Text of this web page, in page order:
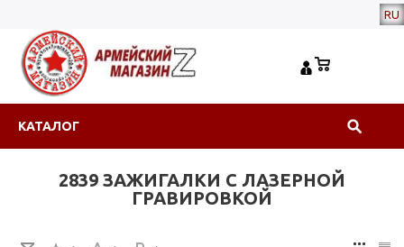
RU
КАТАЛОГ
2839 ЗАЖИГАЛКИ С ЛАЗЕРНОЙ
ГРАВИРОВКОЙ